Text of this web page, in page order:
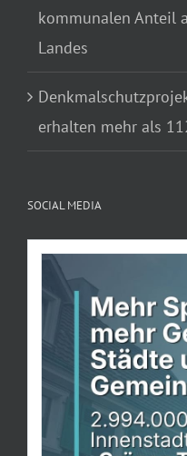
kommunalen Anteil
Landes
erhalten mehr als
SOCIAL MEDIA